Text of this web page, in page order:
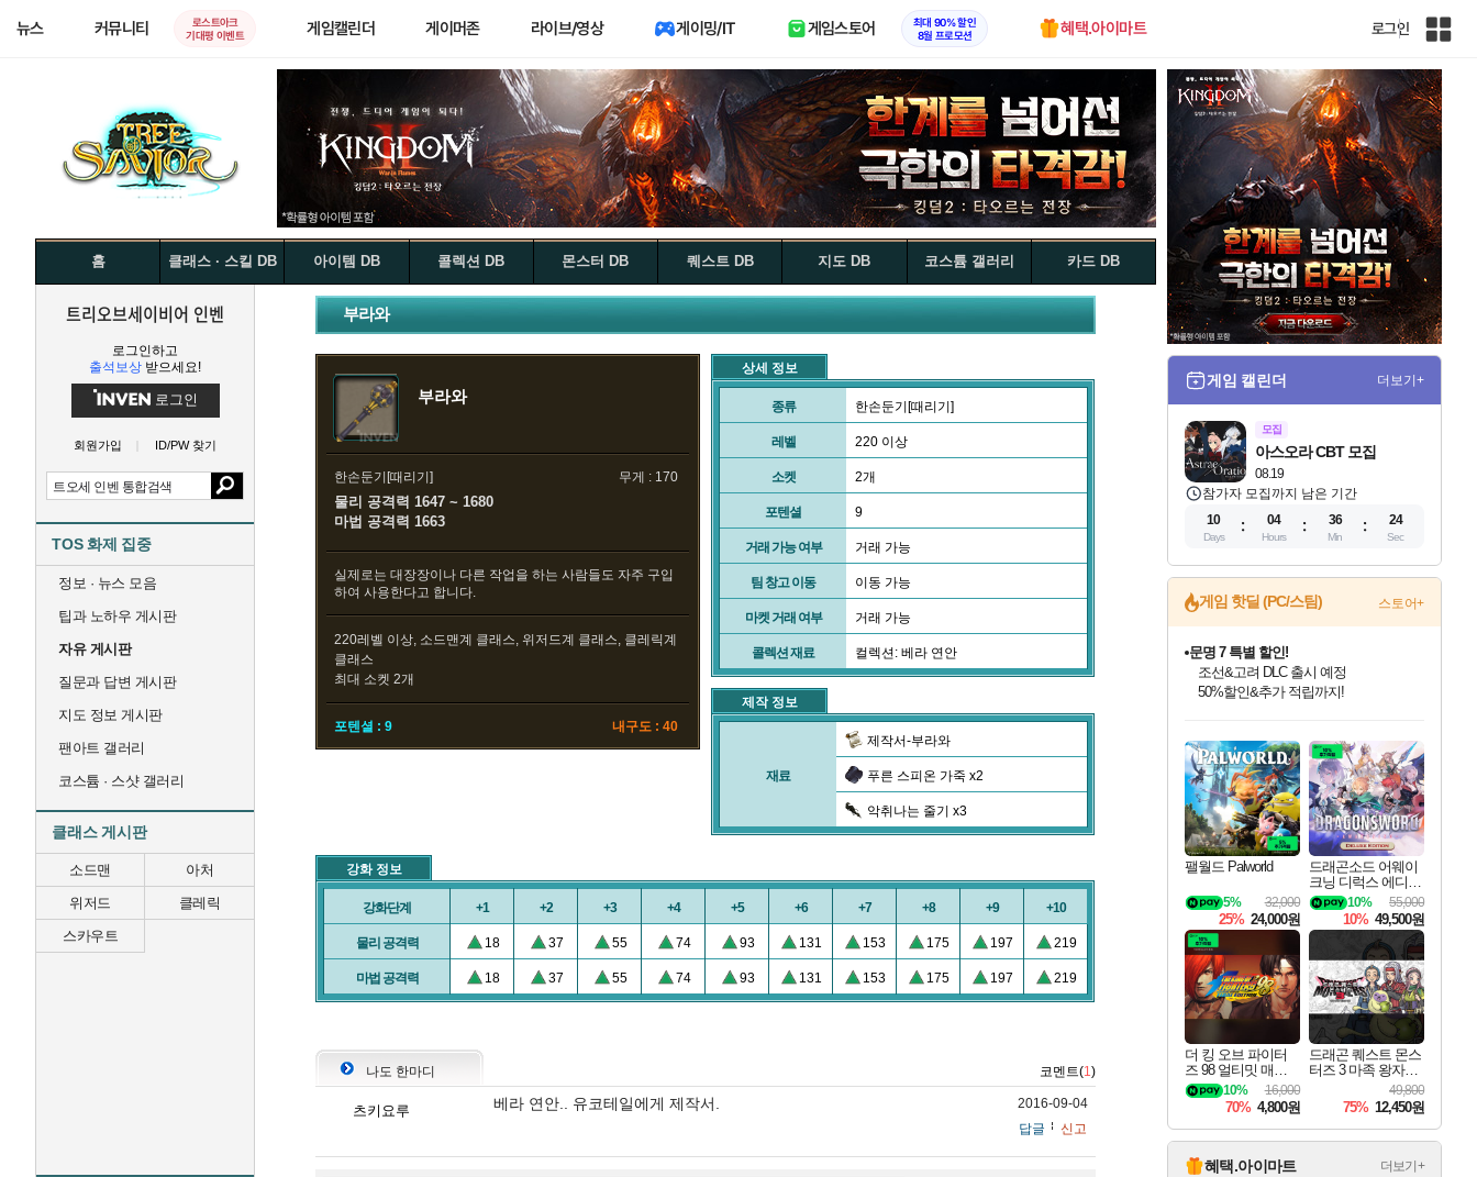
뉴스 커뮤니티
로스트아크
기대평 이벤트
게임캘린더 게이머존 라이브/영상 게이밍/IT 게임스토어
최대 90% 할인
8월 프로모션
혜택.아이마트 로그인
인
전
체
사
이
트
맵
홈 클래스 · 스킬 DB 아이템 DB 콜렉션 DB 몬스터 DB 퀘스트 DB 지도 DB 코스튬 갤러리 카드 DB
트리오브세이비어 인벤
로그인하고
출석보상 받으세요!
로그인
회원가입 ID/PW 찾기
TOS 화제 집중
정보 · 뉴스 모음
팁과 노하우 게시판
자유 게시판
질문과 답변 게시판
지도 정보 게시판
팬아트 갤러리
코스튬 · 스샷 갤러리
클래스 게시판
소드맨
아처
위저드
클레릭
스카우트
부라와
부라와
한손둔기[때리기] 무게 : 170
물리 공격력 1647 ~ 1680
마법 공격력 1663
실제로는 대장장이나 다른 작업을 하는 사람들도 자주 구입
하여 사용한다고 합니다.
220레벨 이상, 소드맨계 클래스, 위저드계 클래스, 클레릭계
클래스
최대 소켓 2개
포텐셜 : 9 내구도 : 40
상세 정보
종류 한손둔기[때리기]
레벨 220 이상
소켓 2개
포텐셜 9
거래 가능 여부 거래 가능
팀 창고 이동 이동 가능
마켓 거래 여부 거래 가능
콜렉션 재료 컬렉션: 베라 연안
제작 정보
재료
제작서-부라와
푸른 스피온 가죽 x2
악취나는 줄기 x3
강화 정보
강화단계 +1 +2 +3 +4 +5 +6 +7 +8 +9 +10
물리 공격력 18 37 55 74 93 131 153 175 197 219
마법 공격력 18 37 55 74 93 131 153 175 197 219
나도 한마디 코멘트(1)
츠키요루 베라 연안.. 유코테일에게 제작서.
2016-09-04
답글
신고
게임 캘린더 더보기+
모집
08.19
아스오라 CBT 모집
참가자 모집까지 남은 기간
10
Days
04
Hours
36
Min
24
Sec
게임 핫딜 (PC/스팀) 스토어+
최대 90% 할인가를 만나보세요!
네이버혜택과 함께 만나보세요!
문명 7 특별 할인!
50%할인&추가 적립까지!
마블 투혼 파이팅 소울즈 정식출시!
마블 히어로 총 출동&화려한 격투!
네이버 포인트 혜택까지!
이니&베니 혜택까지!
네이버 혜택가와 함께 예약하세요!
할인&네이버혜택으로 만나보세요!
네이버페이 혜택과 만나보세요!
40주년 프로모션으로 만나보세요!
할인가에 만나보세요!
일부 에디션 상시 할인!
혜택으로 예약 판매 중
편안하게 충전하세요
팰월드 Palworld
32,000
5%
25% 24,000원
드래곤소드 어웨이
크닝 디럭스 에디션
DragonSword Awake
ning Deluxe Edition
55,000
10%
10% 49,500원
더 킹 오브 파이터
즈 98 얼티밋 매치
파이널 에디션 THE
KING OF FIGHTER
S 98 ULTIMATE MA
TCH FINAL EDITIO
N
16,000
10%
70% 4,800원
드래곤 퀘스트 몬스
터즈 3 마족 왕자와
엘프의 여행 Dragon
Quest Monsters The
Dark Prince
49,800
75% 12,450원
혜택.아이마트 더보기+